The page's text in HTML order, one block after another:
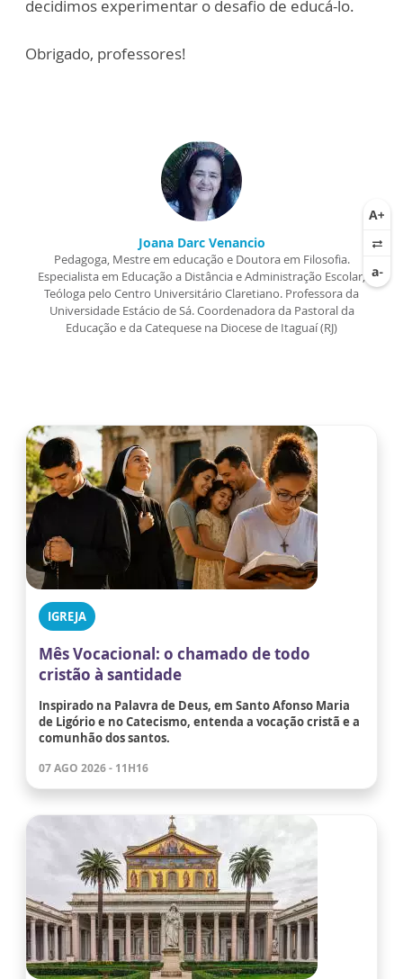
decidimos experimentar o desafio de educá-lo.
Obrigado, professores!
Joana Darc Venancio
Pedagoga, Mestre em educação e Doutora em Filosofia.
Especialista em Educação a Distância e Administração Escolar,
Teóloga pelo Centro Universitário Claretiano. Professora da
Universidade Estácio de Sá. Coordenadora da Pastoral da
Educação e da Catequese na Diocese de Itaguaí (RJ)
IGREJA
Mês Vocacional: o chamado de todo
cristão à santidade
Inspirado na Palavra de Deus, em Santo Afonso Maria
de Ligório e no Catecismo, entenda a vocação cristã e a
comunhão dos santos.
07 AGO 2026 - 11H16